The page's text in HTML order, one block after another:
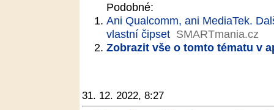
Podobné:
Ani Qualcomm, ani MediaTek.
vlastní čipset SMARTmania.cz
Zobrazit vše o tomto tématu v
31. 12. 2022, 8:27